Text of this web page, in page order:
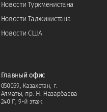
Новости Туркменистана
Новости Таджикистана
Новости США
Главный офис
050059, Казахстан, г.
Алматы, пр. Н. Назарбаева
240 Г, 9-й этаж.